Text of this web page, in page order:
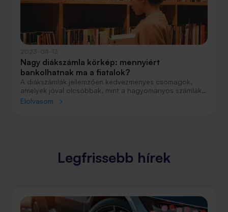
Nagy diákszámla körkép: mennyiért
bankolhatnak ma a fiatalok?
A diákszámlák jellemzően kedvezményes csomagok,
amelyek jóval olcsóbbak, mint a hagyományos számlák.
Ha jobban megnézzük, nem is kevés az a költség, ezért
Elolvasom
Legfrissebb hírek